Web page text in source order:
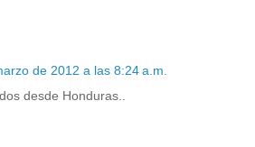
de 2012 a las 8:24 a.m.
desde Honduras..